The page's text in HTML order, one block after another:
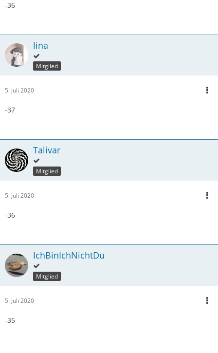
-36
lina
Mitglied
5. Juli 2020
-37
Talivar
Mitglied
5. Juli 2020
-36
IchBinIchNichtDu
Mitglied
5. Juli 2020
-35